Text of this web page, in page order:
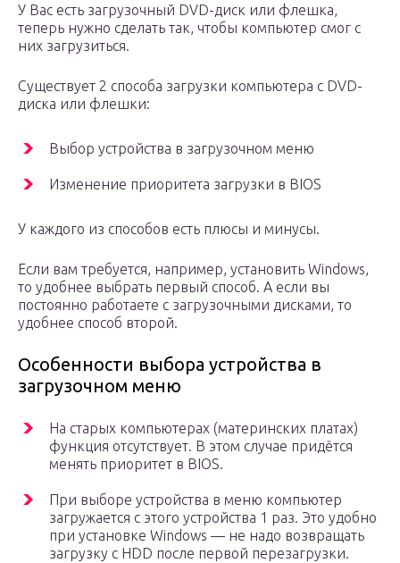
У Вас есть загрузочный DVD-диск или флешка,
теперь нужно сделать так, чтобы компьютер смог с
них загрузиться.
Существует 2 способа загрузки компьютера с DVD-
диска или флешки:
Выбор устройства в загрузочном меню
Изменение приоритета загрузки в BIOS
У каждого из способов есть плюсы и минусы.
Если вам требуется, например, установить Windows,
то удобнее выбрать первый способ. А если вы
постоянно работаете с загрузочными дисками, то
удобнее способ второй.
Особенности выбора устройства в
загрузочном меню
На старых компьютерах (материнских платах)
функция отсутствует. В этом случае придётся
менять приоритет в BIOS.
При выборе устройства в меню компьютер
загружается с этого устройства 1 раз. Это удобно
при установке Windows — не надо возвращать
загрузку с HDD после первой перезагрузки.